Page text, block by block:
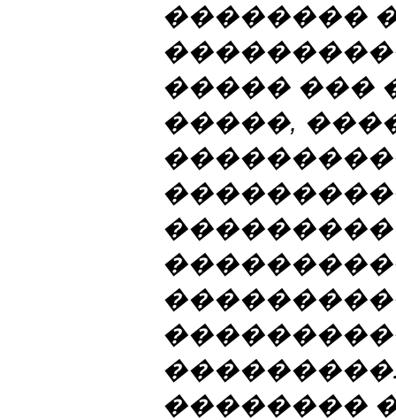
��������
����� ���
�����,
��������